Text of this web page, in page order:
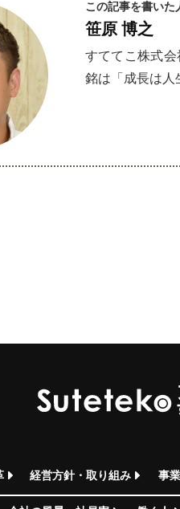
この記事を書いた
笹原 博之
すててこ株式
銘は「成長は人
経営方針・取り組み 事